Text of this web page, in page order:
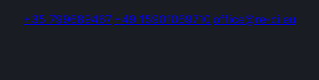
+35 799689467 +49 15901069710 office@re-ci.eu